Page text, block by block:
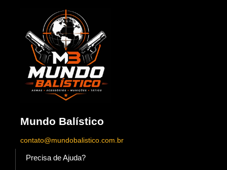
Mundo Balístico
contato@mundobalistico.com.br
Precisa de Ajuda?